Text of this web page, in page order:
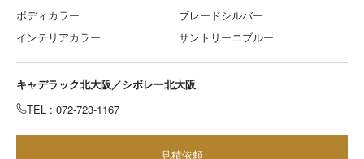
ボディカラー
ブレードシルバー
インテリアカラー
サントリーニブルー
キャデラック北大阪／シボレー北大阪
TEL : 072-723-1167
見積依頼